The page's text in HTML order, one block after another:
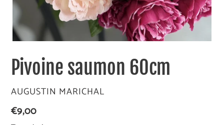
Pivoine saumon 60cm
DISTRIBUTEUR
AUGUSTIN MARICHAL
Prix
€9,00